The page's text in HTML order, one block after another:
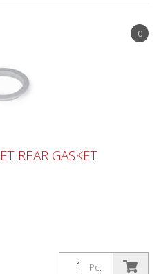
0
Pc.
REAR GASKET